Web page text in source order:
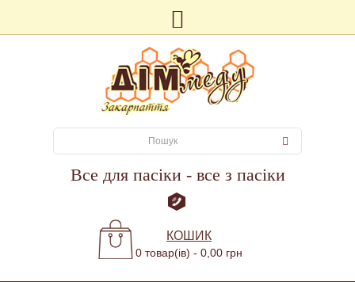
Все для пасіки - все з пасіки
КОШИК
0 товар(ів) - 0,00 грн